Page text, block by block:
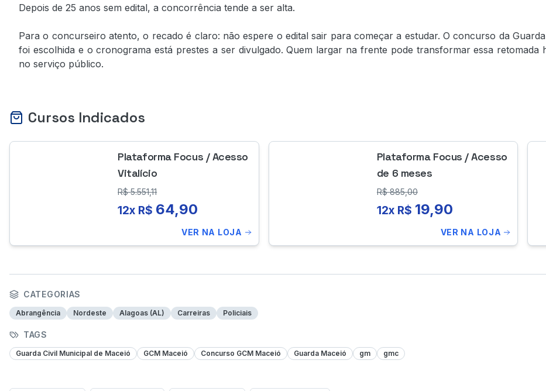
Depois de 25 anos sem edital, a concorrência tende a ser alta.
Para o concurseiro atento, o recado é claro: não espere o edital sair para começar a estudar. O concurso da
foi escolhida e o cronograma está prestes a ser divulgado. Quem largar na frente pode transformar essa retomada
no serviço público.
Cursos Indicados
Plataforma Focus / Acesso
Vitalício
R$5.551,11
12x R$ 64,90
VER NA LOJA
Plataforma Focus / Acesso
de 6 meses
R$885,00
12x R$ 19,90
VER NA LOJA
CATEGORIAS
Abrangência Nordeste Alagoas (AL) Carreiras Policiais
TAGS
Guarda Civil Municipal de Maceió GCM Maceió Concurso GCM Maceió Guarda Maceió gm gmc